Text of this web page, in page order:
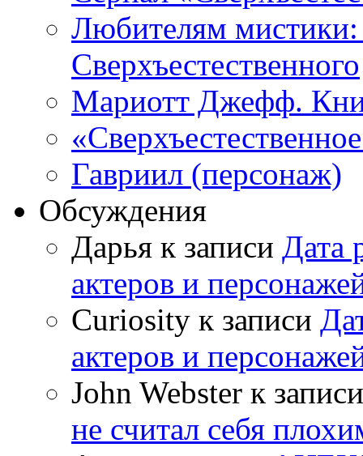
Любителям
Сверхъестественного
Мариотт Джефф.
Гавриил (персонаж)
Обсуждения
Дарья к записи Дата
актеров и
Curiosity к записи
актеров и
John Webster к
не считал себя